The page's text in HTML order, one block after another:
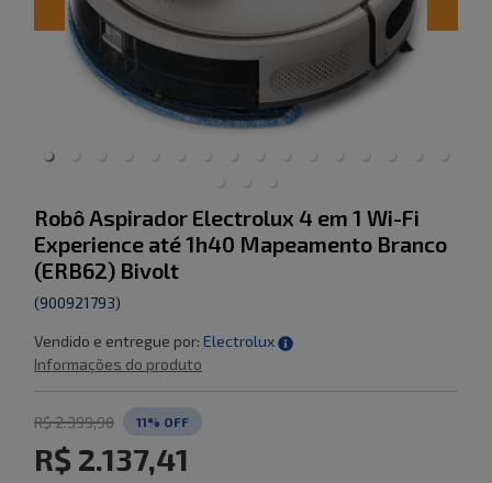
Robô Aspirador Electrolux 4 em 1 Wi-Fi
Experience até 1h40 Mapeamento Branco
(ERB62) Bivolt
(900921793)
Vendido e entregue por: Electrolux
Informações do produto
R$ 2.399,90 11% OFF
R$ 2.137,41